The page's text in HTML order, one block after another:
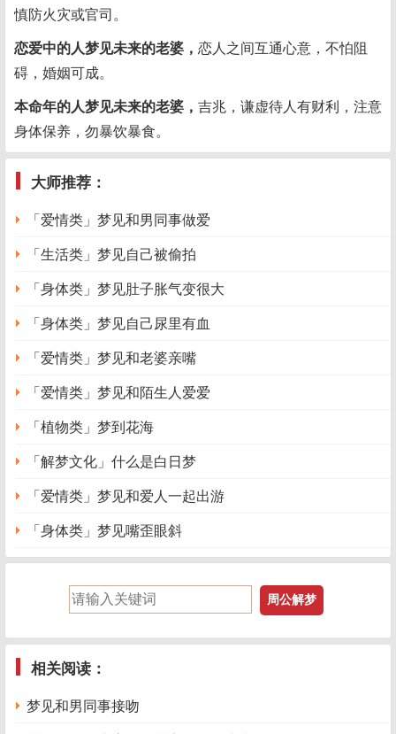
慎防火灾或官司。
恋爱中的人梦见未来的老婆， 恋人之间互通心意，不怕阻
碍，婚姻可成。
本命年的人梦见未来的老婆， 吉兆，谦虚待人有财利，注意
身体保养，勿暴饮暴食。
大师推荐：
「爱情类」梦见和男同事做爱
「生活类」梦见自己被偷拍
「身体类」梦见肚子胀气变很大
「身体类」梦见自己尿里有血
「爱情类」梦见和老婆亲嘴
「爱情类」梦见和陌生人爱爱
「植物类」梦到花海
「解梦文化」什么是白日梦
「爱情类」梦见和爱人一起出游
「身体类」梦见嘴歪眼斜
相关阅读：
梦见和男同事接吻